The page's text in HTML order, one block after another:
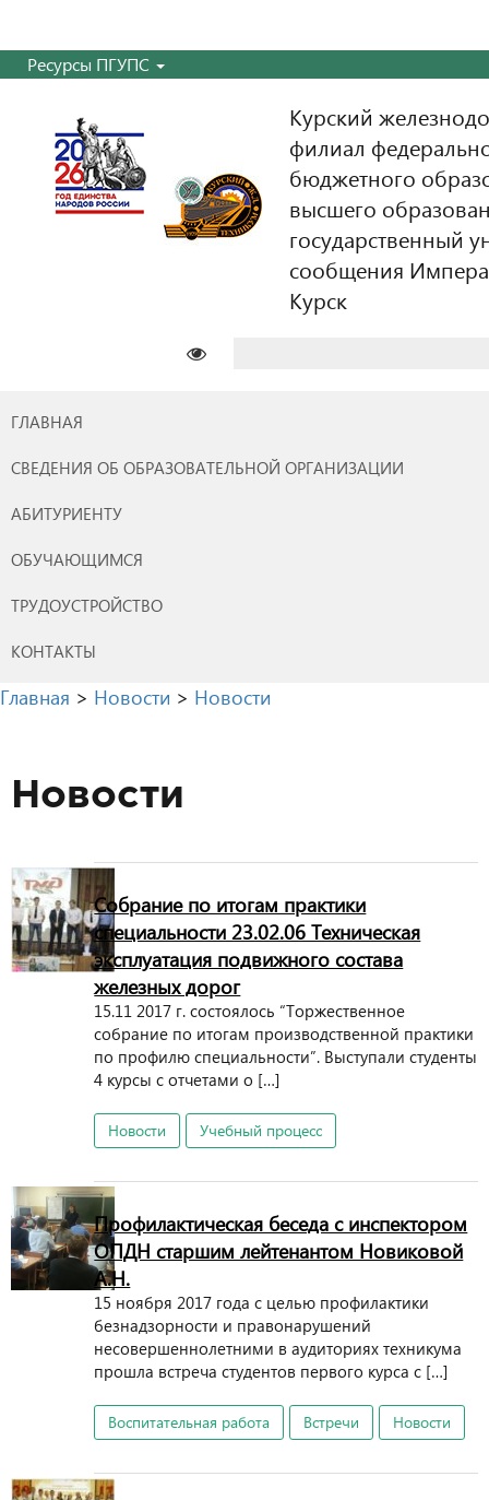
Ресурсы ПГУПС
Курский
филиал
бюджетного
высшего
государственный
сообщения
Курск
ГЛАВНАЯ
СВЕДЕНИЯ ОБ ОБРАЗОВАТЕЛЬНОЙ ОРГАНИЗАЦИИ
АБИТУРИЕНТУ
ОБУЧАЮЩИМСЯ
ТРУДОУСТРОЙСТВО
КОНТАКТЫ
Главная > Новости > Новости
Новости
Собрание по итогам практики
специальности 23.02.06 Техническая
эксплуатация подвижного состава
железных дорог
15.11 2017 г. состоялось “Торжественное
собрание по итогам производственной практики
по профилю специальности”. Выступали студенты
4 курсы с отчетами о […]
Новости Учебный процесс
Профилактическая беседа с инспектором
ОПДН старшим лейтенантом Новиковой
А.Н.
15 ноября 2017 года с целью профилактики
безнадзорности и правонарушений
несовершеннолетними в аудиториях техникума
прошла встреча студентов первого курса с […]
Воспитательная работа Встречи Новости